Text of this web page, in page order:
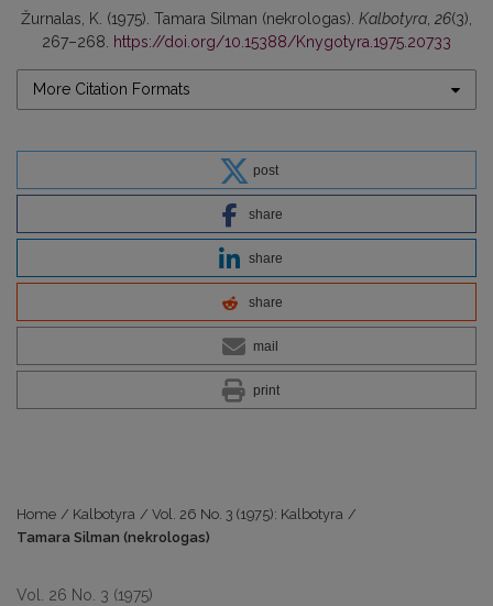
Žurnalas, K. (1975). Tamara Silman (nekrologas). Kalbotyra 26(3),
267–268.
https://doi.org/10.15388/Knygotyra.1975.20733
More Citation Formats
post
share
share
share
mail
print
Home / Kalbotyra / Vol. 26 No. 3 (1975): Kalbotyra /
Tamara Silman (nekrologas)
Vol. 26 No. 3 (1975)